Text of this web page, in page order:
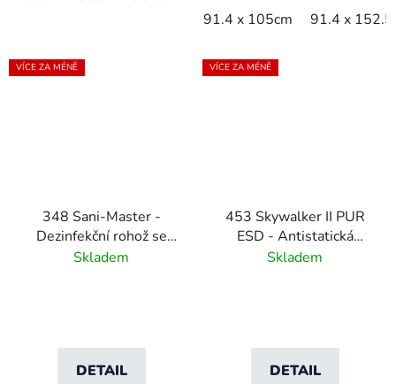
91.4 x 105cm 91.4 x
VÍCE ZA MÉNĚ
348 Sani-Master -
Dezinfekční rohož se
sušicí zónou -
Skladem
DETAIL
VÍCE ZA MÉNĚ
453 Skywalker II PUR
ESD - Antistatická
polyuretanová rohož s
Skladem
DETAIL